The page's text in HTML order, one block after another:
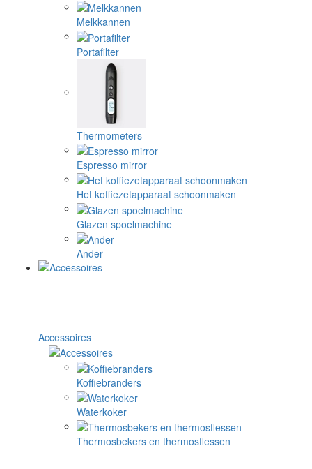
Melkkannen
Portafilter
Thermometers
Espresso mirror
Het koffiezetapparaat schoonmaken
Glazen spoelmachine
Ander
Accessoires
Koffiebranders
Waterkoker
Thermosbekers en thermosflessen